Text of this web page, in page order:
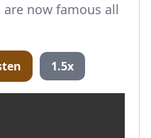
now famous all
1.5x